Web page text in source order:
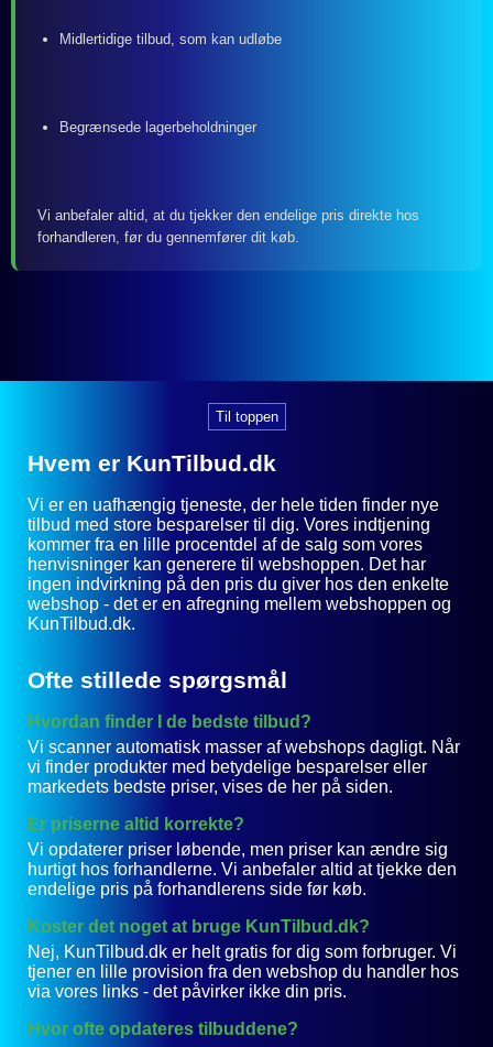
Midlertidige tilbud, som kan udløbe
Begrænsede lagerbeholdninger
Vi anbefaler altid, at du tjekker den endelige pris direkte hos
forhandleren, før du gennemfører dit køb.
Til toppen
Hvem er KunTilbud.dk
Vi er en uafhængig tjeneste, der hele tiden finder nye
tilbud med store besparelser til dig. Vores indtjening
kommer fra en lille procentdel af de salg som vores
henvisninger kan generere til webshoppen. Det har
ingen indvirkning på den pris du giver hos den enkelte
webshop - det er en afregning mellem webshoppen og
KunTilbud.dk.
Ofte stillede spørgsmål
Hvordan finder I de bedste tilbud?
Vi scanner automatisk masser af webshops dagligt. Når
vi finder produkter med betydelige besparelser eller
markedets bedste priser, vises de her på siden.
Er priserne altid korrekte?
Vi opdaterer priser løbende, men priser kan ændre sig
hurtigt hos forhandlerne. Vi anbefaler altid at tjekke den
endelige pris på forhandlerens side før køb.
Koster det noget at bruge KunTilbud.dk?
Nej, KunTilbud.dk er helt gratis for dig som forbruger. Vi
tjener en lille provision fra den webshop du handler hos
via vores links - det påvirker ikke din pris.
Hvor ofte opdateres tilbuddene?